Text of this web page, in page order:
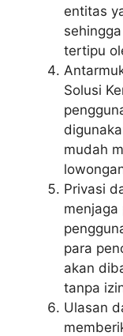
entitas
tertipu
Solusi
mudah
Privasi
menjaga
para
akan
tanpa
Ulasan